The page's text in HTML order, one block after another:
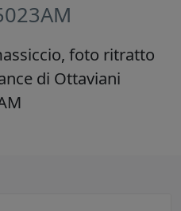
foto ritratto
di Ottaviani